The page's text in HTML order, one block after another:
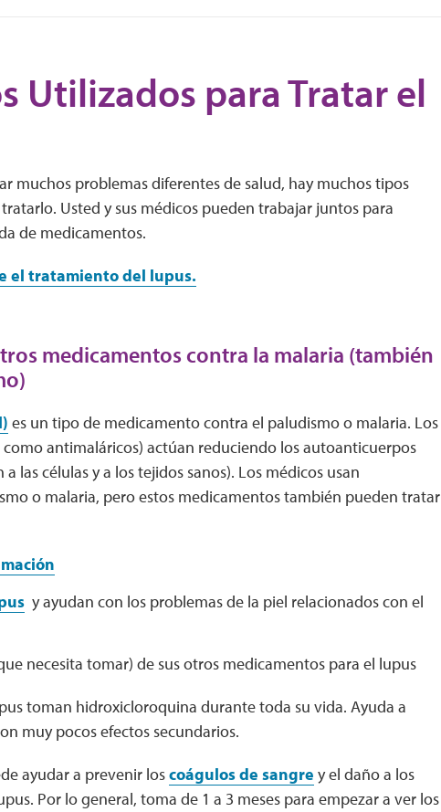
Utilizados para Tratar el
muchos problemas diferentes de salud, hay muchos tipos
Usted y sus médicos pueden trabajar juntos para
de medicamentos.
el tratamiento del lupus.
medicamentos contra la malaria (también
es un tipo de medicamento contra el paludismo o malaria. Los
antimaláricos) actúan reduciendo los autoanticuerpos
las células y a los tejidos sanos). Los médicos usan
o malaria, pero estos medicamentos también pueden tratar
y ayudan con los problemas de la piel relacionados con el
necesita tomar) de sus otros medicamentos para el lupus
toman hidroxicloroquina durante toda su vida. Ayuda a
muy pocos efectos secundarios.
ayudar a prevenir loscoágulos de sangre y el daño a los
Por lo general, toma de 1 a 3 meses para empezar a ver los